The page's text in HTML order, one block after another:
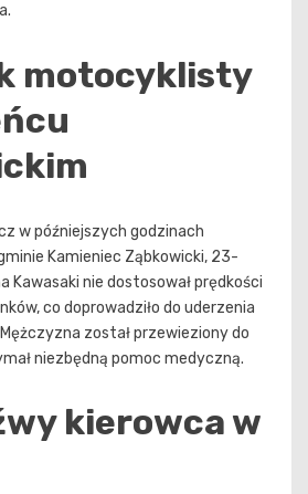
motocyklisty
w późniejszych godzinach
Kamieniec Ząbkowicki, 23-
Kawasaki nie dostosował prędkości
co doprowadziło do uderzenia
został przewieziony do
niezbędną pomoc medyczną.
kierowca w